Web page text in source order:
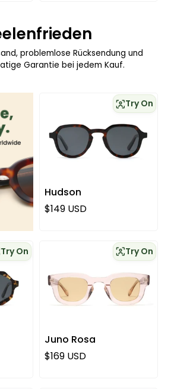
problemlose Rücksendung und
Garantie bei jedem Kauf.
Hudson
Try On
Regulärer Preis
$149 USD
Try On
Juno Rosa
Try On
Regulärer Preis
$169 USD